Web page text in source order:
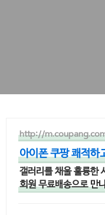
http://
아이폰 쿠팡 쾌적하
갤러리를 채울 훌륭한
회원 무료배송으로 만